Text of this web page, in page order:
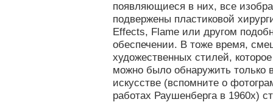
появляющиеся в них, все
подвержены пластиковой
Effects, Flame или другом
обеспечении. В тоже время,
художественных стилей,
можно было обнаружить только
искусстве (вспомните о
работах Раушенберга в 1960х)